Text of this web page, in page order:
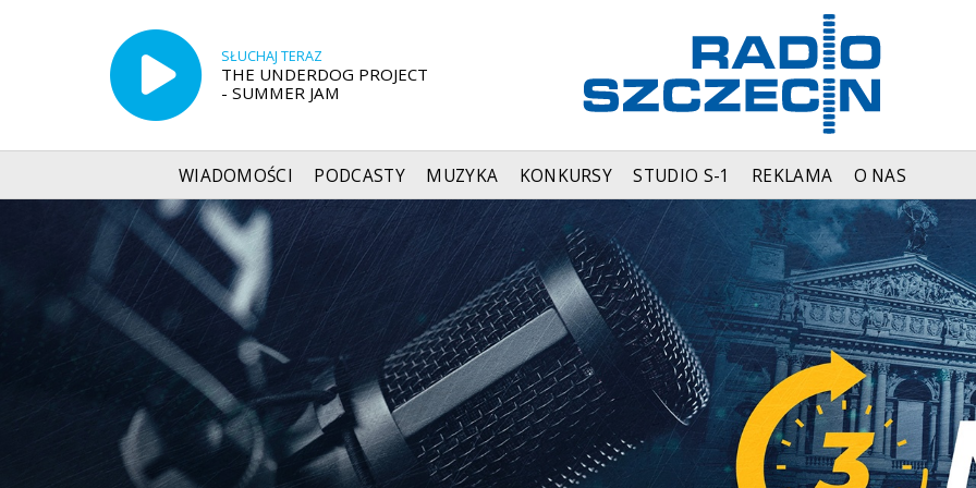
SŁUCHAJ TERAZ
THE UNDERDOG PROJECT
- SUMMER JAM
WIADOMOŚCI PODCASTY MUZYKA KONKURSY STUDIO S-1 REKLAMA O NAS